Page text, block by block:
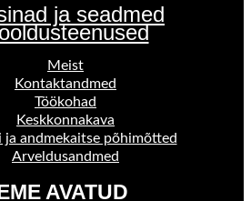
ja seadmed
Meist
Kontaktandmed
Töökohad
Keskkonnakava
ja andmekaitse põhimõtted
Arveldusandmed
AVATUD